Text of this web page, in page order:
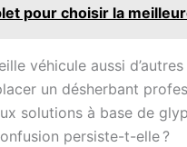
pour choisir la
véhicule aussi
un désherbant
solutions à base de
persiste-t-elle ?